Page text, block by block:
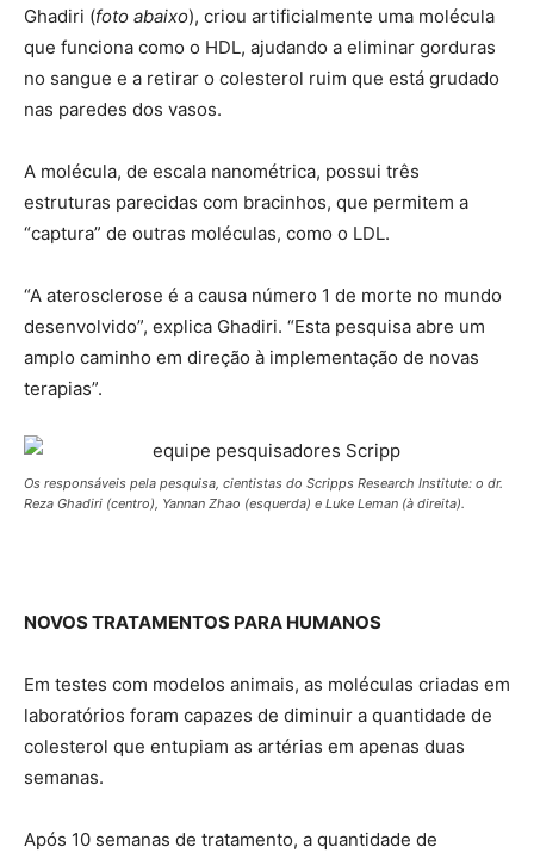
Ghadiri (foto abaixo), criou artificialmente uma molécula
que funciona como o HDL, ajudando a eliminar gorduras
no sangue e a retirar o colesterol ruim que está grudado
nas paredes dos vasos.
A molécula, de escala nanométrica, possui três
estruturas parecidas com bracinhos, que permitem a
“captura” de outras moléculas, como o LDL.
“A aterosclerose é a causa número 1 de morte no mundo
desenvolvido”, explica Ghadiri. “Esta pesquisa abre um
amplo caminho em direção à implementação de novas
terapias”.
Os responsáveis pela pesquisa, cientistas do Scripps Research Institute: o dr.
Reza Ghadiri (centro), Yannan Zhao (esquerda) e Luke Leman (à direita).
NOVOS TRATAMENTOS PARA HUMANOS
Em testes com modelos animais, as moléculas criadas em
laboratórios foram capazes de diminuir a quantidade de
colesterol que entupiam as artérias em apenas duas
semanas.
Após 10 semanas de tratamento, a quantidade de